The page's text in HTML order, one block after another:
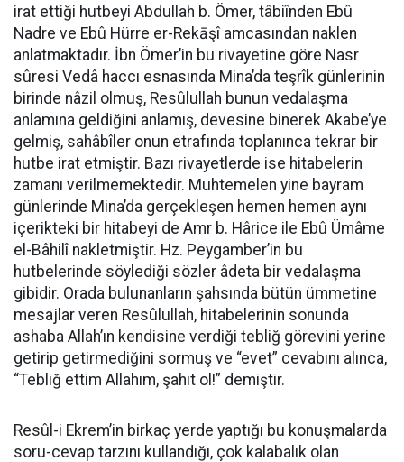
irat ettiği hutbeyi Abdullah b. Ömer, tâbiînden Ebû
Nadre ve Ebû Hürre er-Rekāşî amcasından naklen
anlatmaktadır. İbn Ömer’in bu rivayetine göre Nasr
sûresi Vedâ haccı esnasında Mina’da teşrîk günlerinin
birinde nâzil olmuş, Resûlullah bunun vedalaşma
anlamına geldiğini anlamış, devesine binerek Akabe’ye
gelmiş, sahâbîler onun etrafında toplanınca tekrar bir
hutbe irat etmiştir. Bazı rivayetlerde ise hitabelerin
zamanı verilmemektedir. Muhtemelen yine bayram
günlerinde Mina’da gerçekleşen hemen hemen aynı
içerikteki bir hitabeyi de Amr b. Hârice ile Ebû Ümâme
el-Bâhilî nakletmiştir. Hz. Peygamber’in bu
hutbelerinde söylediği sözler âdeta bir vedalaşma
gibidir. Orada bulunanların şahsında bütün ümmetine
mesajlar veren Resûlullah, hitabelerinin sonunda
ashaba Allah’ın kendisine verdiği tebliğ görevini yerine
getirip getirmediğini sormuş ve “evet” cevabını alınca,
“Tebliğ ettim Allahım, şahit ol!” demiştir.
Resûl-i Ekrem’in birkaç yerde yaptığı bu konuşmalarda
soru-cevap tarzını kullandığı, çok kalabalık olan